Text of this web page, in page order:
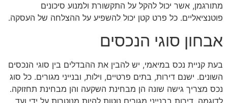
מתורגמן, אשר יכול להקל על התקשורת ולמנוע סיכונים
פוטנציאליים. כל פרט קטן יכול להשפיע על ההצלחה של העסקה.
אבחון סוגי הנכסים
בעת קניית נכס במיאמי, יש להבין את ההבדלים בין סוגי הנכסים
השונים. ישנם דירות, בתים פרטיים, וילות, ובנייני מגורים. כל סוג
נכס מצריך גישה שונה הן מבחינת השקעה והן מבחינת תחזוקה.
לדוגמה, דירות בבנייני מגורים נוטות להיות מנוטרות על ידי ועד